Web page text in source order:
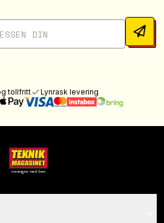
tollfritt Lynrask levering